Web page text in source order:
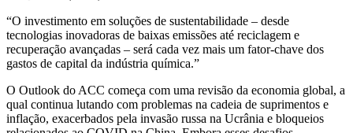
“O investimento em soluções de sustentabilidade – desde
tecnologias inovadoras de baixas emissões até reciclagem e
recuperação avançadas – será cada vez mais um fator-chave dos
gastos de capital da indústria química.”
O Outlook do ACC começa com uma revisão da economia global, a
qual continua lutando com problemas na cadeia de suprimentos e
inflação, exacerbados pela invasão russa na Ucrânia e bloqueios